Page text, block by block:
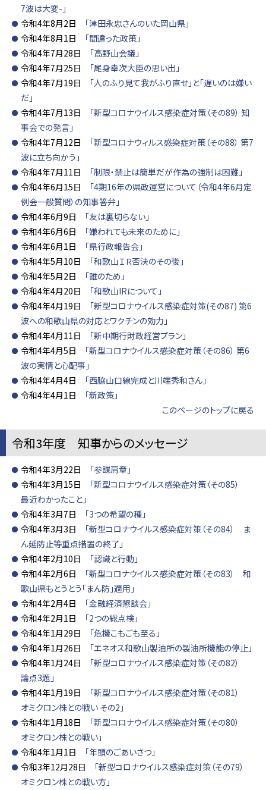
7波は大変-」
令和4年8月2日 「津田永忠さんのいた岡山県」
令和4年8月1日 「間違った政策」
令和4年7月28日 「高野山会議」
令和4年7月25日 「尾身幸次大臣の思い出」
令和4年7月19日 「人のふり見て我がふり直せ」と「遅いのは嫌い
だ」
令和4年7月13日 「新型コロナウイルス感染症対策（その89） 知
事会での発言」
令和4年7月12日 「新型コロナウィルス感染症対策（その88） 第7
波に立ち向かう」
令和4年7月11日 「制限・禁止は簡単だが作為の強制は困難」
令和4年6月15日 「4期16年の県政運営について（令和4年6月定
例会一般質問）の知事答弁」
令和4年6月9日 「友は裏切らない」
令和4年6月6日 「嫌われても未来のために」
令和4年6月1日 「県行政報告会」
令和4年5月10日 「和歌山ＩＲ否決のその後」
令和4年5月2日
「誰のため」
令和4年4月20日 「和歌山IRについて」
令和4年4月19日 「新型コロナウイルス感染症対策(その87) 第6
波への和歌山県の対応とワクチンの効力」
令和4年4月11日 「新中期行財政経営プラン」
令和4年4月5日 「新型コロナウイルス感染症対策（その86） 第6
波の実情と心配事」
令和4年4月4日 「西脇山口線完成と川端秀和さん」
令和4年4月1日 「新政策」
このページのトップに戻る
令和3年度 知事からのメッセージ
令和4年3月22日 「参謀肩章」
令和4年3月15日 「新型コロナウイルス感染症対策（その85）
最近わかったこと」
令和4年3月7日 「3つの希望の種」
令和4年3月3日 「新型コロナウイルス感染症対策（その84） ま
ん延防止等重点措置の終了」
令和4年2月10日 「認識と行動」
令和4年2月6日 「新型コロナウイルス感染症対策（その83） 和
歌山県もとうとう「まん防」適用」
令和4年2月4日 「金融経済懇談会」
令和4年2月1日 「2つの総点検」
令和4年1月29日 「危機こもごも至る」
令和4年1月26日 「エネオス和歌山製油所の製油所機能の停止」
令和4年1月24日 「新型コロナウイルス感染症対策（その82）
論点3題」
令和4年1月19日 「新型コロナウイルス感染症対策（その81）
オミクロン株との戦い その2」
令和4年1月18日 「新型コロナウイルス感染症対策（その80）
オミクロン株との戦い」
令和4年1月1日 「年頭のごあいさつ」
令和3年12月28日 「新型コロナウイルス感染症対策（その79）
オミクロン株との戦い方」